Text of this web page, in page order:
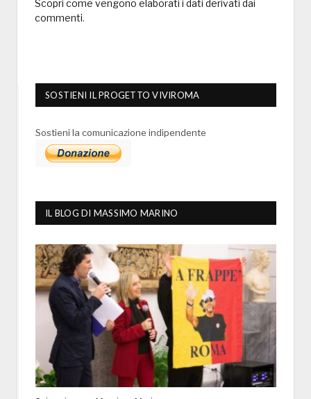
Scopri come vengono elaborati i dati derivati dai
commenti.
SOSTIENI IL PROGETTO VIVIROMA
Sostieni la comunicazione indipendente
IL BLOG DI MASSIMO MARINO